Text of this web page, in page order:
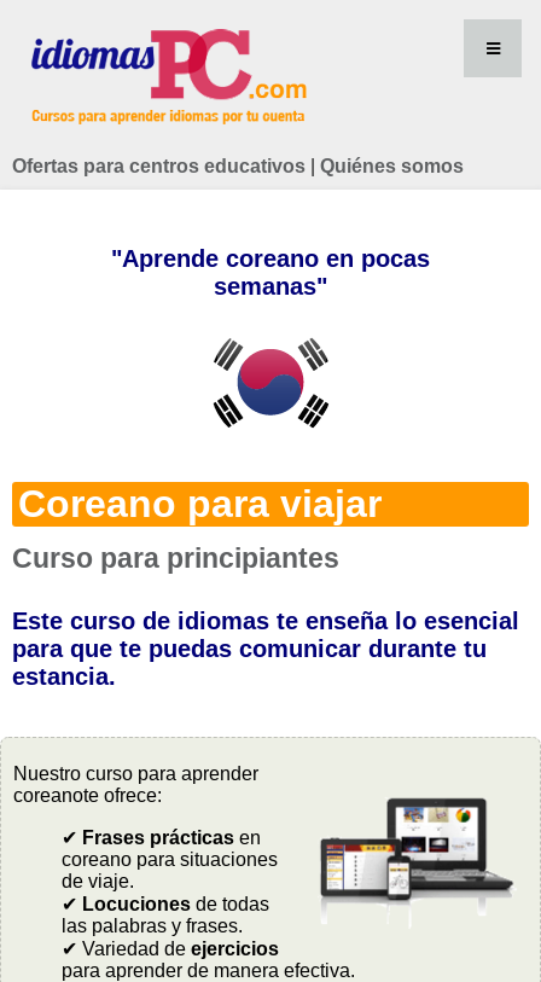
Ofertas para centros educativos Quiénes somos
"Aprende coreano en pocas
semanas"
Coreano para viajar
Curso para principiantes
Este curso de idiomas te enseña lo esencial
para que te puedas comunicar durante tu
estancia.
Nuestro curso para aprender
coreanote ofrece:
✔ Frases prácticas en
coreano para situaciones
de viaje.
✔ Locuciones de todas
las palabras y frases.
✔ Variedad de ejercicios
para aprender de manera efectiva.